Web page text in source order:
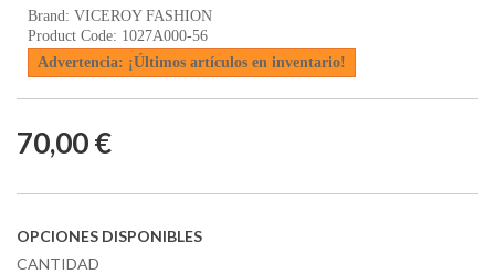
Brand: VICEROY FASHION
Product Code: 1027A000-56
Advertencia: ¡Últimos artículos en inventario!
70,00 €
OPCIONES DISPONIBLES
CANTIDAD